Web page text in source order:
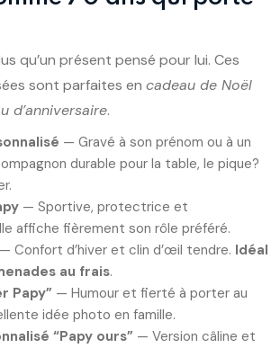
qu’un présent pensé pour lui. Ces
sont parfaites en cadeau de Noël
d’anniversaire.
— Gravé à son prénom ou à un
durable pour la table, le pique?
— Sportive, protectrice et
affiche fièrement son rôle préféré.
— Confort d’hiver et clin d’œil tendre. Idéal
au frais.
Papy” — Humour et fierté à porter au
idée photo en famille.
“Papy ours” — Version câline et